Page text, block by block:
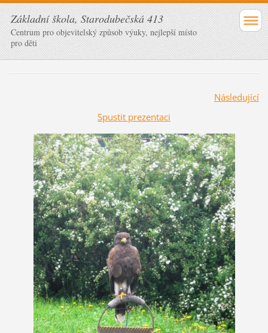
Základní škola, Starodubečská 413
Centrum pro objevitelský způsob výuky, nejlepší místo
pro děti
Následující
Spustit prezentaci